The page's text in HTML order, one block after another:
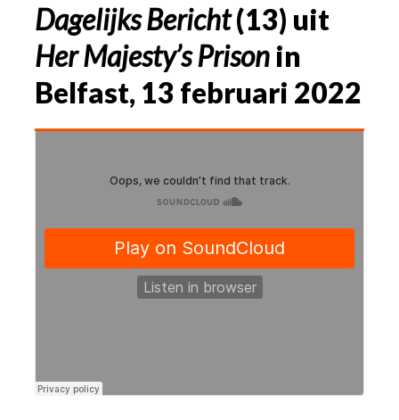
Dagelijks Bericht(13) uit
Her Majesty’s Prison in
Belfast, 13 februari 2022